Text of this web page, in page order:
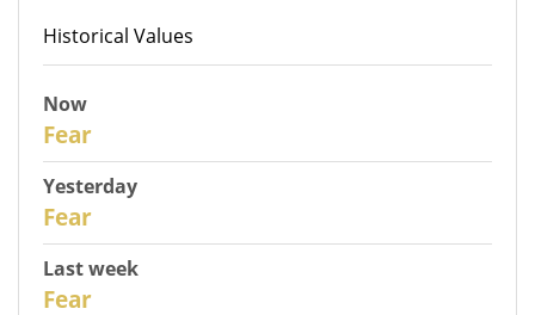
Historical Values
Now
Fear
Yesterday
Fear
Last week
Fear